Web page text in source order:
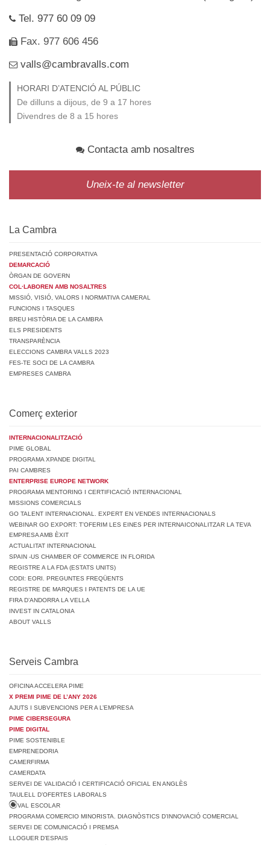
Tel. 977 60 09 09
Fax. 977 606 456
valls@cambravalls.com
HORARI D’ATENCIÓ AL PÚBLIC
De dilluns a dijous, de 9 a 17 hores
Divendres de 8 a 15 hores
Contacta amb nosaltres
Uneix-te al newsletter
La Cambra
PRESENTACIÓ CORPORATIVA
DEMARCACIÓ
ÒRGAN DE GOVERN
COL·LABOREN AMB NOSALTRES
MISSIÓ, VISIÓ, VALORS I NORMATIVA CAMERAL
FUNCIONS I TASQUES
BREU HISTÒRIA DE LA CAMBRA
ELS PRESIDENTS
TRANSPARÈNCIA
ELECCIONS CAMBRA VALLS 2023
FES-TE SOCI DE LA CAMBRA
EMPRESES CAMBRA
Comerç exterior
INTERNACIONALITZACIÓ
PIME GLOBAL
PROGRAMA XPANDE DIGITAL
PAI CAMBRES
ENTERPRISE EUROPE NETWORK
PROGRAMA MENTORING I CERTIFICACIÓ INTERNACIONAL
MISSIONS COMERCIALS
GO TALENT INTERNACIONAL. EXPERT EN VENDES INTERNACIONALS
WEBINAR GO EXPORT: T’OFERIM LES EINES PER INTERNAICONALITZAR LA TEVA
EMPRESA AMB ÈXIT
ACTUALITAT INTERNACIONAL
SPAIN -US CHAMBER OF COMMERCE IN FLORIDA
REGISTRE A LA FDA (ESTATS UNITS)
CODI: EORI. PREGUNTES FREQÜENTS
REGISTRE DE MARQUES I PATENTS DE LA UE
FIRA D’ANDORRA LA VELLA
INVEST IN CATALONIA
ABOUT VALLS
Serveis Cambra
OFICINA ACCELERA PIME
X PREMI PIME DE L’ANY 2026
AJUTS I SUBVENCIONS PER A L’EMPRESA
PIME CIBERSEGURA
PIME DIGITAL
PIME SOSTENIBLE
EMPRENEDORIA
CAMERFIRMA
CAMERDATA
SERVEI DE VALIDACIÓ I CERTIFICACIÓ OFICIAL EN ANGLÈS
TAULELL D’OFERTES LABORALS
VAL ESCOLAR
PROGRAMA COMERCIO MINORISTA. DIAGNÒSTICS D’INNOVACIÓ COMERCIAL
SERVEI DE COMUNICACIÓ I PREMSA
LLOGUER D’ESPAIS